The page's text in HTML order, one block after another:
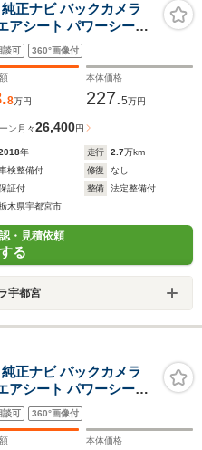
正ナビ バックカメラ
アシート パワーシート
パークアシスト
センス ETC フルセグ
談可 360°画像付
8万円
本体価格
227.5万円
ン 月々26,400円
年 走行 2.7万km
検整備付 修復
なし
証付 整備
法定整備付
木県宇都宮市
・見積依頼
る
宇都宮
正ナビ バックカメラ
アシート パワーシート
パークアシスト
センス ETC フルセグ
談可 360°画像付
本体価格